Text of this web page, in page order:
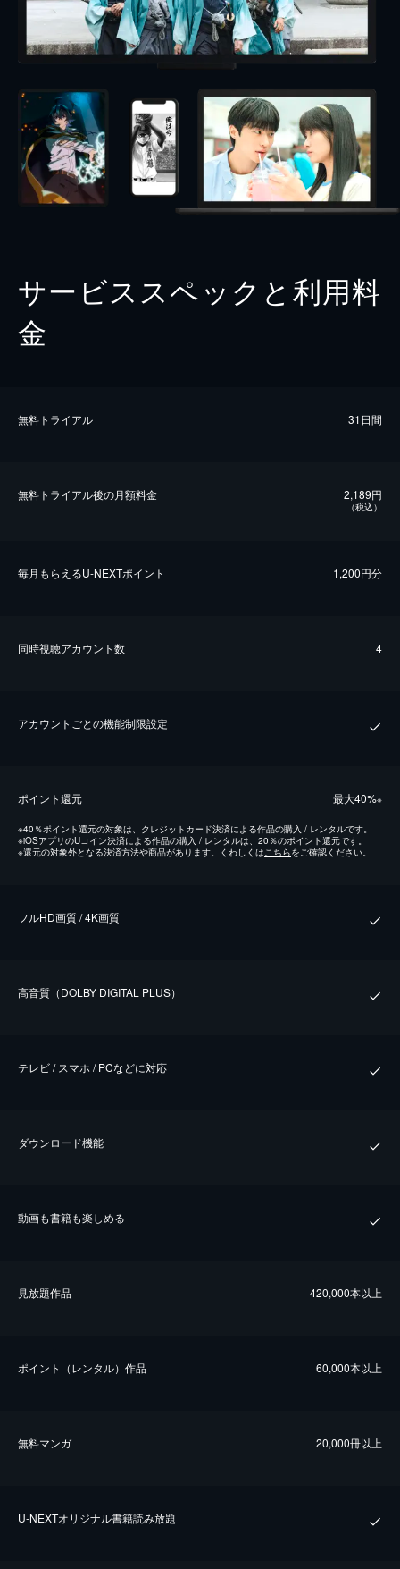
サービススペックと利用料
金
無料トライアル 31日間
無料トライアル後の⽉額料金 2,189円
（税込）
毎⽉もらえるU-NEXTポイント 1,200円分
同時視聴アカウント数 4
アカウントごとの機能制限設定
ポイント還元 最⼤40%※
※40％ポイント還元の対象は、クレジットカード決済による作品の購入 / レンタルです。
※iOSアプリのUコイン決済による作品の購入 / レンタルは、20％のポイント還元です。
※還元の対象外となる決済方法や商品があります。くわしくは こちらをご確認ください。
フルHD画質 / 4K画質
⾼⾳質（DOLBY DIGITAL PLUS）
テレビ / スマホ / PCなどに対応
ダウンロード機能
動画も書籍も楽しめる
⾒放題作品 420,000本以上
ポイント（レンタル）作品 60,000本以上
無料マンガ 20,000冊以上
U-NEXTオリジナル書籍読み放題